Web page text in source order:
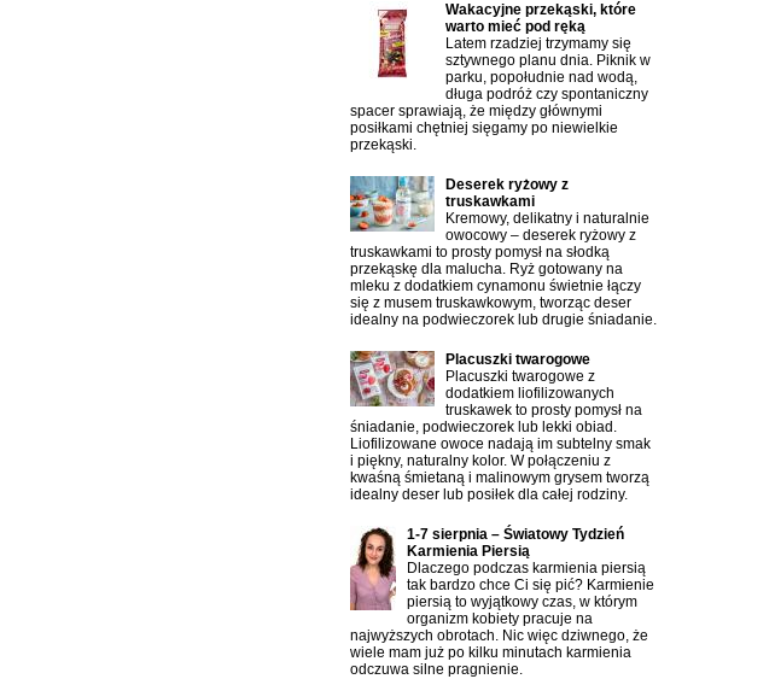
Wakacyjne przekąski, które
warto mieć pod ręką
Latem rzadziej trzymamy się
sztywnego planu dnia. Piknik w
parku, popołudnie nad wodą,
długa podróż czy spontaniczny
spacer sprawiają, że między głównymi
posiłkami chętniej sięgamy po niewielkie
przekąski.
Deserek ryżowy z
truskawkami
Kremowy, delikatny i naturalnie
owocowy – deserek ryżowy z
truskawkami to prosty pomysł na słodką
przekąskę dla malucha. Ryż gotowany na
mleku z dodatkiem cynamonu świetnie łączy
się z musem truskawkowym, tworząc deser
idealny na podwieczorek lub drugie śniadanie.
Placuszki twarogowe
Placuszki twarogowe z
dodatkiem liofilizowanych
truskawek to prosty pomysł na
śniadanie, podwieczorek lub lekki obiad.
Liofilizowane owoce nadają im subtelny smak
i piękny, naturalny kolor. W połączeniu z
kwaśną śmietaną i malinowym grysem tworzą
idealny deser lub posiłek dla całej rodziny.
1-7 sierpnia – Światowy Tydzień
Karmienia Piersią
Dlaczego podczas karmienia piersią
tak bardzo chce Ci się pić? Karmienie
piersią to wyjątkowy czas, w którym
organizm kobiety pracuje na
najwyższych obrotach. Nic więc dziwnego, że
wiele mam już po kilku minutach karmienia
odczuwa silne pragnienie.